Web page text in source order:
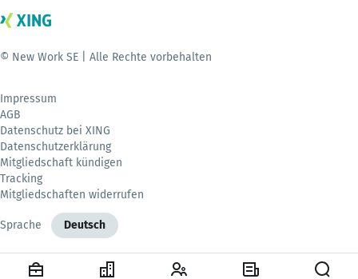
© New Work SE | Alle Rechte vorbehalten
Impressum
AGB
Datenschutz bei XING
Datenschutzerklärung
Mitgliedschaft kündigen
Tracking
Mitgliedschaften widerrufen
Sprache Deutsch